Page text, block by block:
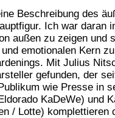
Beschreibung des
Ich war daran
außen zu zeigen und
emotionalen Kern
Mit Julius
gefunden, der
wie Presse in
KaDeWe) und
/ Lotte) komplettieren